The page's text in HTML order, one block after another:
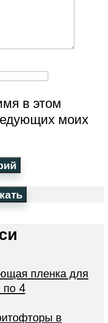
в этом
моих
пленка для
по 4
в